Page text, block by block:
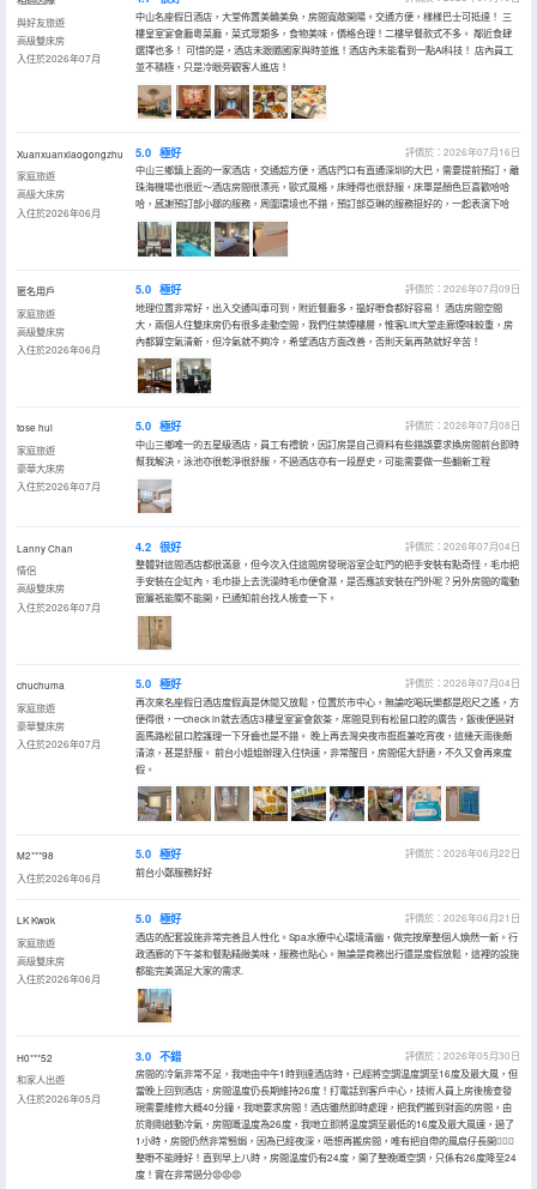
與好友旅遊
高級雙床房
入住於2026年07月
中山名座假日酒店，大堂佈置美輪美奐，房間寬敞開陽。交通方便，樣樣巴士可抵達！ 三
樓皇室宴會廳粵菜廳，菜式眾類多，食物美味，價格合理！二樓早餐款式不多。 鄰近食肆
選擇也多！ 可惜的是，酒店未跟隨國家與時並進！酒店內未能看到一點AI科技！ 店內員工
並不積極，只是冷眼旁觀客人進店！
Xuanxuanxiaogongzhu
家庭旅遊
高級大床房
入住於2026年06月
5.0 極好
評價於：2026年07月16日
中山三鄉鎮上面的一家酒店，交通超方便，酒店門口有直通深圳的大巴，需要提前預訂，離
珠海機場也很近～酒店房間很漂亮，歐式風格，床睡得也很舒服，床單是顏色巨喜歡哈哈
哈，感謝預訂部小鄒的服務，周圍環境也不錯，預訂部亞琳的服務挺好的，一起表演下哈
匿名用戶
家庭旅遊
高級雙床房
入住於2026年06月
5.0 極好
評價於：2026年07月09日
地理位置非常好，出入交通叫車可到，附近餐廳多，揾好嘢食都好容易！ 酒店房間空間
大，兩個人住雙床房仍有很多走動空間，我們住禁煙樓層，惟客Lift大堂走廊煙味較重，房
內都算空氣清新，但冷氣就不夠冷，希望酒店方面改善，否則天氣再熱就好辛苦！
tose hui
家庭旅遊
豪華大床房
入住於2026年07月
5.0 極好
評價於：2026年07月08日
中山三鄉唯一的五星級酒店，員工有禮貌，因訂房是自己資料有些錯誤要求換房間前台即時
幫我解決，泳池亦很乾淨很舒服，不過酒店亦有一段歷史，可能需要做一些翻新工程
Lanny Chan
情侶
高級雙床房
入住於2026年07月
4.2 很好
評價於：2026年07月04日
整體對這間酒店都很滿意，但今次入住這間房發現浴室企缸門的把手安裝有點奇怪，毛巾把
手安裝在企缸內，毛巾掛上去洗澡時毛巾便會濕，是否應該安裝在門外呢？另外房間的電動
窗簾祇能關不能開，已通知前台找人檢查一下。
chuchuma
家庭旅遊
豪華雙床房
入住於2026年07月
5.0 極好
評價於：2026年07月04日
再次來名座假日酒店度假真是休閒又放鬆，位置於市中心，無論吃喝玩樂都是咫尺之遙，方
便得很，一check in就去酒店3樓皇室宴會飲茶，席間見到有松鼠口腔的廣告，飯後便過對
面馬路松鼠口腔護理一下牙齒也是不錯。 晚上再去灣央夜市逛逛兼吃宵夜，這幾天雨後頗
清涼，甚是舒服。 前台小姐姐辦理入住快速，非常醒目，房間偌大舒適，不久又會再來度
假。
M2***98
入住於2026年06月
5.0 極好
評價於：2026年06月22日
前台小鄭服務好好
LK Kwok
家庭旅遊
高級雙床房
入住於2026年06月
5.0 極好
評價於：2026年06月21日
酒店的配套設施非常完善且人性化。Spa水療中心環境清幽，做完按摩整個人煥然一新。行
政酒廊的下午茶和餐點精緻美味，服務也貼心。無論是商務出行還是度假放鬆，這裡的設施
都能完美滿足大家的需求.
H0***52
和家人出遊
入住於2026年05月
3.0 不錯
評價於：2026年05月30日
房間的冷氣非常不足，我哋由中午1時到達酒店時，已經將空調温度調至16度及最大風，但
當晚上回到酒店，房間温度仍長期維持26度！打電話到客戶中心，技術人員上房後檢查發
現需要維修大概40分鐘，我哋要求房間！酒店雖然即時處理，把我們搬到對面的房間，由
於剛剛啟動冷氣，房間嘅温度為26度，我哋立即將温度調至最低的16度及最大風速，過了
1小時，房間仍然非常翳焗，因為已經夜深，唔想再搬房間，唯有把自帶的風扇仔長開🤦🏻‍♀️
整嘢不能睡好！直到早上八時，房間温度仍有24度，開了整晚嘅空調，只係有26度降至24
度！實在非常過分😡😡😡